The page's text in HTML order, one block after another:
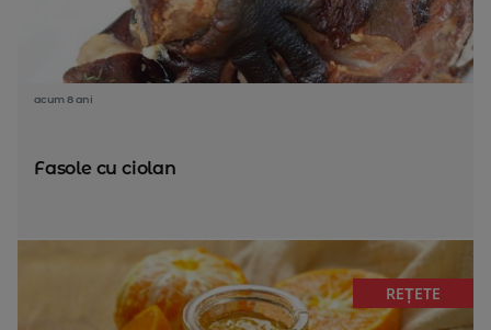
acum 8 ani
Fasole cu ciolan
REȚETE